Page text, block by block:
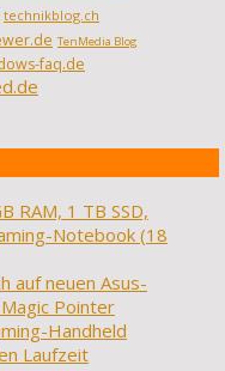
technikblog.ch
TenMedia Blog
faq.de
RAM, 1 TB SSD,
Notebook (18
auf neuen Asus-
Pointer
Handheld
Laufzeit